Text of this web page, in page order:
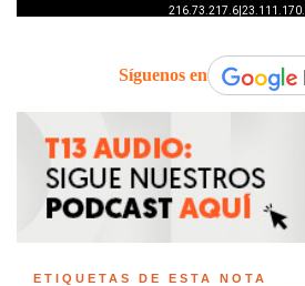
Síguenos en
ETIQUETAS DE ESTA NOTA